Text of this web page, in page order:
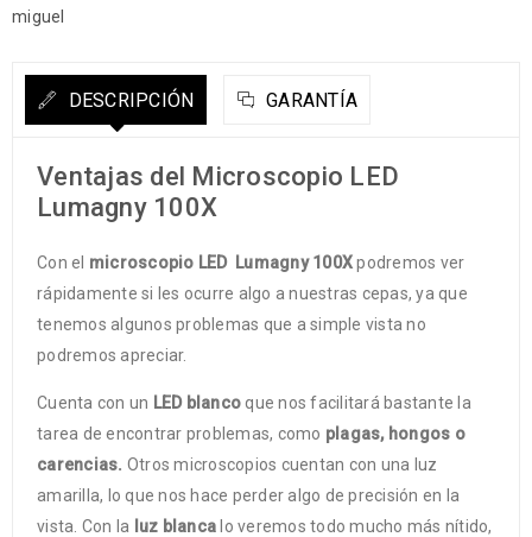
miguel
DESCRIPCIÓN GARANTÍA
Ventajas del Microscopio LED
Lumagny 100X
Con el microscopio LED Lumagny 100Xpodremos ver
rápidamente si les ocurre algo a nuestras cepas, ya que
tenemos algunos problemas que a simple vista no
podremos apreciar.
Cuenta con un LED blanco que nos facilitará bastante la
tarea de encontrar problemas, como plagas, hongos o
carencias. Otros microscopios cuentan con una luz
amarilla, lo que nos hace perder algo de precisión en la
vista. Con la
luz blanca lo veremos todo mucho más nítido,